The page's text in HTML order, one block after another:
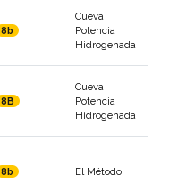
8b
Cueva
Potencia
Hidrogenada
8B
Cueva
Potencia
Hidrogenada
8b El Método